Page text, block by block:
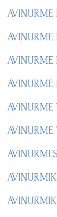
AVINURME
AVINURME
AVINURME
AVINURME